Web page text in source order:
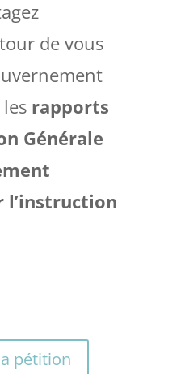
de vous
rapports
Générale
l’instruction
pétition